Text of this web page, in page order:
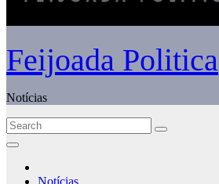
Feijoada Politica
Notícias
Notícias